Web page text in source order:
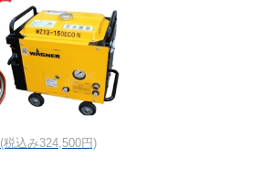
(税込み324,500円)